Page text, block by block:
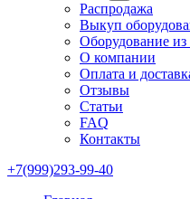
Распродажа
Выкуп
Оборудование
О компании
Оплата и
Отзывы
Статьи
FAQ
Контакты
+7(999)293-99-40